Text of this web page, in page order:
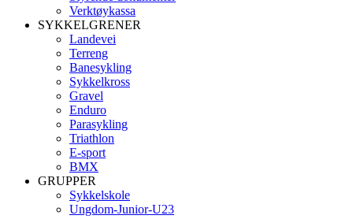
Verktøykassa
SYKKELGRENER
Landevei
Terreng
Banesykling
Sykkelkross
Gravel
Enduro
Parasykling
Triathlon
E-sport
BMX
GRUPPER
Sykkelskole
Ungdom-Junior-U23